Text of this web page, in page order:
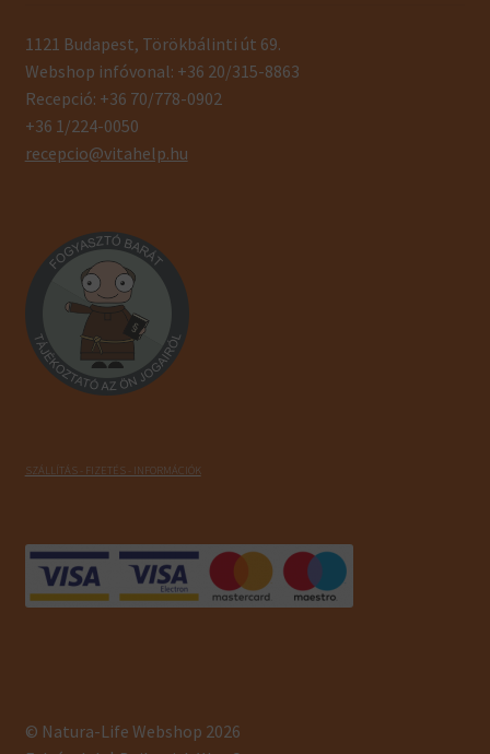
1121 Budapest, Törökbálinti út 69.
Webshop infóvonal: +36 20/315-8863
Recepció: +36 70/778-0902
+36 1/224-0050
recepcio@vitahelp.hu
SZÁLLÍTÁS - FIZETÉS - INFORMÁCIÓK
© Natura-Life Webshop 2026